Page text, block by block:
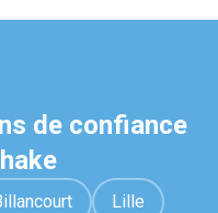
de confiance
Lille